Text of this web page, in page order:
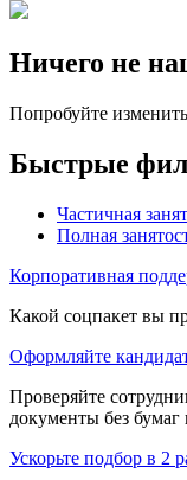
Ничего не
Попробуйте
Быстрые
Частичная
Полная
Корпоративная
Какой соцпакет вы
Оформляйте
Проверяйте
документы без
Ускорьте подбор в 2